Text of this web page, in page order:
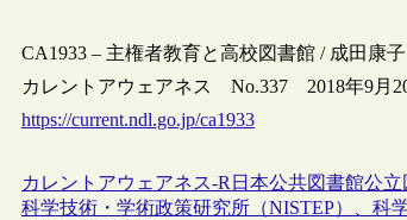
CA1933 – 主権者教育と高校図書館 / 成田康子
カレントアウェアネス No.337 2018年9月
https://current.ndl.go.jp/ca1933
カレントアウェアネス-R 日本公共図書館公立
科学技術・学術政策研究所（NISTEP）、科